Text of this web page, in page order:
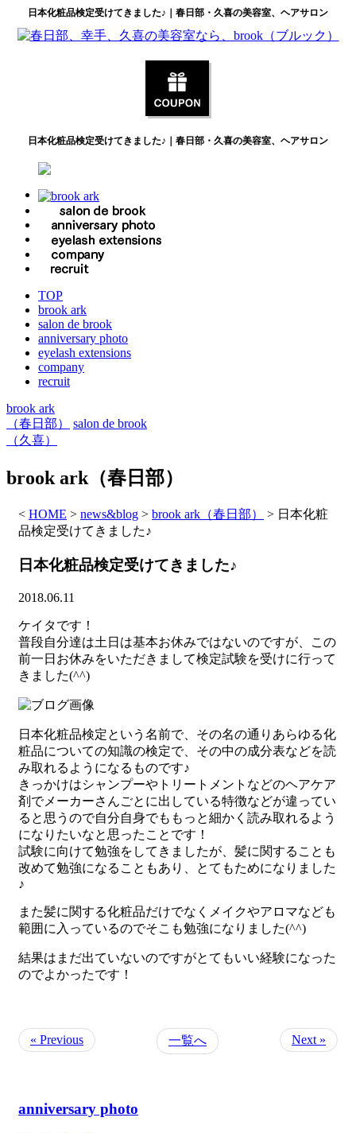
日本化粧品検定受けてきました♪｜春日部・久喜の美容室、ヘアサロン
日本化粧品検定受けてきました♪｜春日部・久喜の美容室、ヘアサロン
TOP
brook ark
salon de brook
anniversary photo
eyelash extensions
company
recruit
brook ark
（春日部）
salon de brook
（久喜）
brook ark（春日部）
< HOME > news&blog > brook ark（春日部） > 日本化粧
品検定受けてきました♪
日本化粧品検定受けてきました♪
2018.06.11
ケイタです！
普段自分達は土日は基本お休みではないのですが、この
前一日お休みをいただきまして検定試験を受けに行って
きました(^^)
日本化粧品検定という名前で、その名の通りあらゆる化
粧品についての知識の検定で、その中の成分表などを読
み取れるようになるものです♪
きっかけはシャンプーやトリートメントなどのヘアケア
剤でメーカーさんごとに出している特徴などが違ってい
ると思うので自分自身でももっと細かく読み取れるよう
になりたいなと思ったことです！
試験に向けて勉強をしてきましたが、髪に関することも
改めて勉強になることもあり、とてもためになりました
♪
また髪に関する化粧品だけでなくメイクやアロマなども
範囲に入っているのでそこも勉強になりました(^^)
結果はまだ出ていないのですがとてもいい経験になった
のでよかったです！
« Previous 一覧へ Next »
anniversary photo